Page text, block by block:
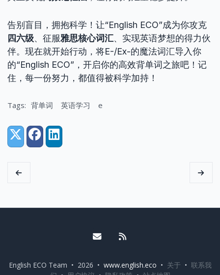
告别盲目，拥抱科学！让“English ECO”成为你攻克
四六级、征服雅思核心词汇、实现英语梦想的得力伙
伴。现在就开始行动，将E-/Ex-的魔法词汇导入你
的“English ECO”，开启你的高效背单词之旅吧！记
住，每一份努力，都值得被科学加持！
Tags: 背单词 英语学习 e
Share:
X (Twitter)
FacebookLinkedIn
Email me
English ECO Team • 2026 • www.english.eco • 关于 • 联系我